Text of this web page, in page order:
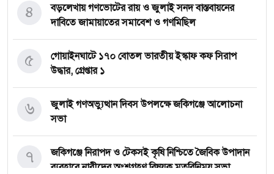
বড়লেখায় গণভোটের রায় ও জুলাই সনদ বাস্তবায়নের
দাবিতে জামায়াতের সমাবেশ ও গণমিছিল
৪
গোয়াইনঘাটে ১৭০ বোতল ভারতীয় ইস্কাফ কফ সিরাপ
উদ্ধার, গ্রেপ্তার ১
৫
জুলাই গণঅভ্যুত্থান দিবস উপলক্ষে জকিগঞ্জে আলোচনা
সভা
৬
জকিগঞ্জে নিরাপদ ও টেকসই কৃষি নিশ্চিতে জৈবিক উপাদান
ব্যবহারে নারীদের অংশগ্রহণ বিষয়ক মতবিনিময় সভা
৭